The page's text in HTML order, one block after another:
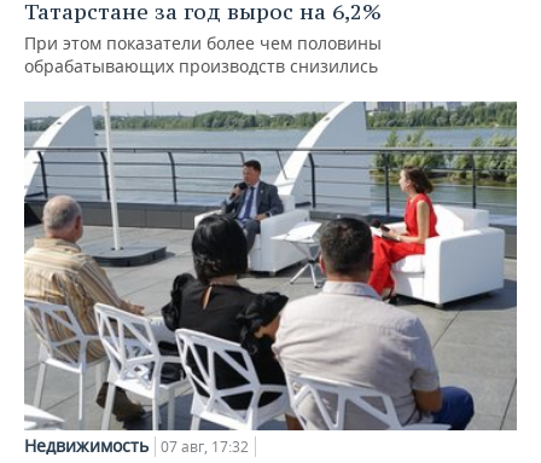
Татарстане за год вырос на 6,2%
При этом показатели более чем половины
обрабатывающих производств снизились
Недвижимость 07 авг, 17:32